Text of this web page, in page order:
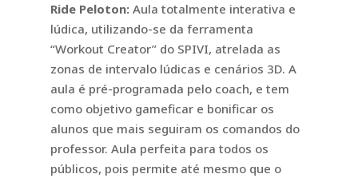
Ride Peloton: Aula totalmente interativa e
lúdica, utilizando-se da ferramenta
“Workout Creator” do SPIVI, atrelada as
zonas de intervalo lúdicas e cenários 3D. A
aula é pré-programada pelo coach, e tem
como objetivo gameficar e bonificar os
alunos que mais seguiram os comandos do
professor. Aula perfeita para todos os
públicos, pois permite até mesmo que o